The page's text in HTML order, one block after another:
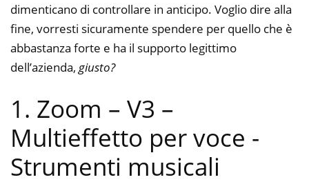
dimenticano di controllare in anticipo. Voglio dire alla
fine, vorresti sicuramente spendere per quello che è
abbastanza forte e ha il supporto legittimo
dell’azienda, giusto?
1. Zoom – V3 –
Multieffetto per voce -
Strumenti musicali